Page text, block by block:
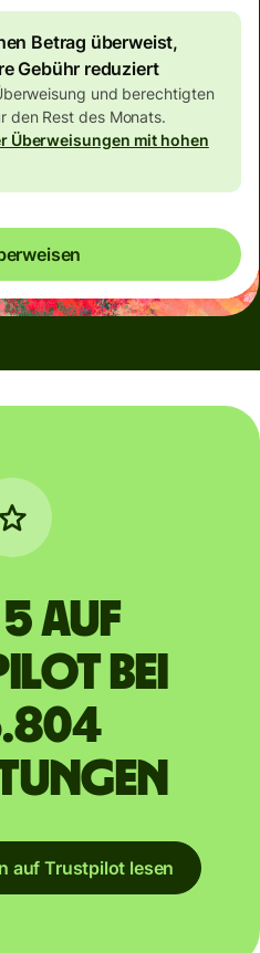
Betrag überweist,
Gebühr reduziert
und berechtigten
den Rest des Monats.
Überweisungen mit hohen
auf
bei
auf Trustpilot lesen